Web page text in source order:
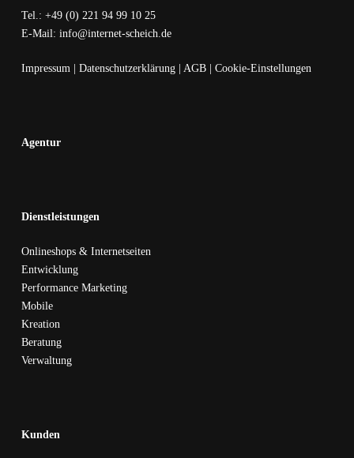
Tel.: +49 (0) 221 94 99 10 25
E-Mail: info@internet-scheich.de
Impressum| Datenschutzerklärung| AGB| Cookie-Einstellungen
Agentur
Dienstleistungen
Onlineshops & Internetseiten
Entwicklung
Performance Marketing
Mobile
Kreation
Beratung
Verwaltung
Kunden